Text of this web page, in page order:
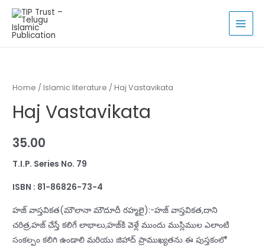
Skip
content
Home /Islamic literature / Haj Vastavikata
Haj Vastavikata
35.00
T.I.P. Series No. 79
ISBN : 81-86826-73-4
హజ్‌ వాస్తవికత(మౌలానా మౌదూదీ రహ్మలై):-హజ్‌ వాస్తవికత,దాని
చరిత్ర,హజ్‌ చేస్తే కలిగే లాభాలు,హజ్‌కి వెళ్లే ముందు ముస్లిముల ఎలాంటి
సంకల్పం కలిగి ఉండాలి మరియు జిహాద్‌ ప్రాముఖ్యతను ఈ పుస్తకంలో